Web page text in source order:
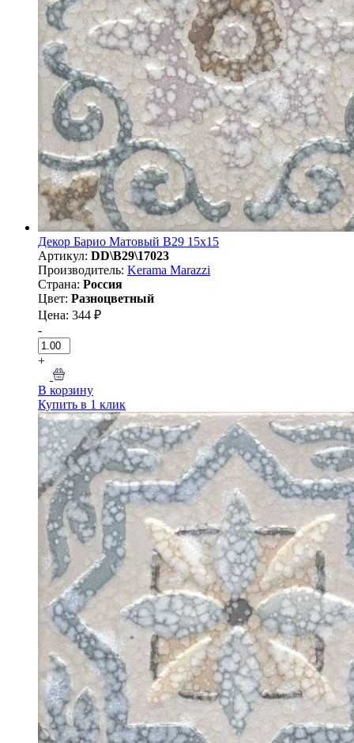
Декор Барио Матовый B29 15х15
Артикул: DD\B29\17023
Производитель: Kerama Marazzi
Страна: Россия
Цвет: Разноцветный
Цена: 344 ₽
-
+
В корзину
Купить в 1 клик